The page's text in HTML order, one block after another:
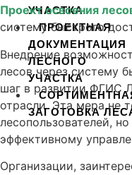
УЧАСТКА
ПРОЕКТНАЯ
ДОКУМЕНТАЦИЯ
ЛЕСНОГО
УЧАСТКА
ЗАГОТОВКА
X
Проект освоения
систему быстрого
Внедрение
лесов через систему
шаг в развитии ФГИС
отрасли. Эта мера не
лесопользователей,
эффективному
Организации,